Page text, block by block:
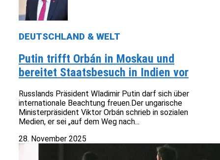
DEUTSCHLAND & WELT
Putin trifft Orbán in Moskau und
bereitet Staatsbesuch in Indien vor
Russlands Präsident Wladimir Putin darf sich über
internationale Beachtung freuen.Der ungarische
Ministerpräsident Viktor Orbán schrieb in sozialen
Medien, er sei „auf dem Weg nach...
28. November 2025